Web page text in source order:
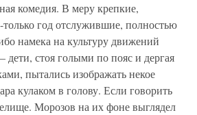
комедия. В меру крепкие,
год отслужившие, полностью
намека на культуру движений
стоя голыми по пояс и дергая
пытались изображать некое
кулаком в голову. Если говорить
Морозов на их фоне выглядел